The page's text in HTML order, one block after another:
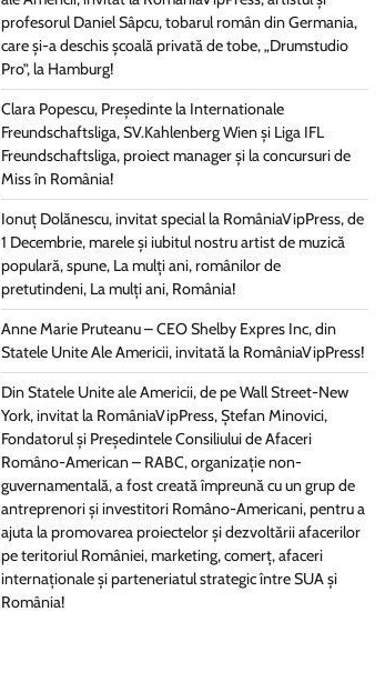
profesorul Daniel Sâpcu, tobarul român din Germania,
care și-a deschis școală privată de tobe, „Drumstudio
Pro”, la Hamburg!
Clara Popescu, Președinte la Internationale
Freundschaftsliga, SV.Kahlenberg Wien şi Liga IFL
Freundschaftsliga, proiect manager și la concursuri de
Miss în România!
Ionuț Dolănescu, invitat special la RomâniaVipPress, de
1 Decembrie, marele și iubitul nostru artist de muzică
populară, spune, La mulți ani, românilor de
pretutindeni, La mulți ani, România!
Anne Marie Pruteanu – CEO Shelby Expres Inc, din
Statele Unite Ale Americii, invitată la RomâniaVipPress!
Din Statele Unite ale Americii, de pe Wall Street-New
York, invitat la RomâniaVipPress, Ștefan Minovici,
Fondatorul și Președintele Consiliului de Afaceri
Româno-American – RABC, organizație non-
guvernamentală, a fost creată împreună cu un grup de
antreprenori și investitori Româno-Americani, pentru a
ajuta la promovarea proiectelor și dezvoltării afacerilor
pe teritoriul României, marketing, comerț, afaceri
internaționale și parteneriatul strategic între SUA și
România!